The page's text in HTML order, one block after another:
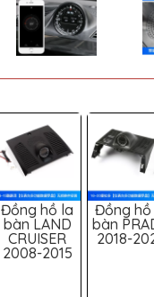
Đồng hồ la
bàn LAND
CRUISER
2008-2015
Đồng hồ
bàn
2018-